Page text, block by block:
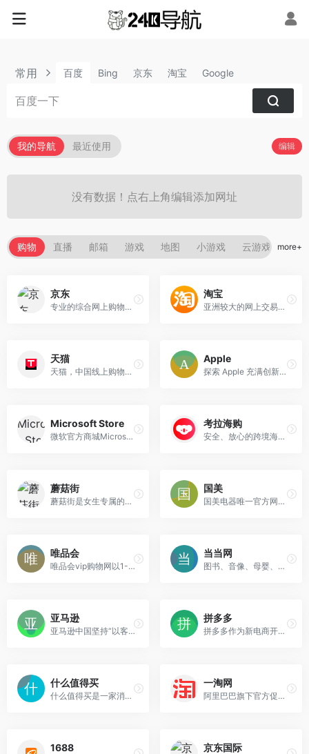
常用 百度 Bing 京东 淘宝 Google
我的导航 最近使用 编辑
没有数据！点右上角编辑添加网址
购物 直播 邮箱 游戏 地图 小游戏 云游戏 外卖
more+
京东
专业的综合网上购物商城,销售家电、数码通讯、电脑、家居百货、服装服饰、母婴、图书、食品等数万个品牌优质商品.便捷、诚信的服务，为您提供愉悦的网上购物体验!
淘宝
亚洲较大的网上交易平台，提供各类服饰、美容、家居、数码、话费/点卡充值… 数亿优质商品，同时提供担保交易(先收货后付款)等安全交易保障服务，并由商家提供退货承诺、破损补寄等消费者保障服务，让你安心享受网上购物乐趣！
天猫
天猫，中国线上购物的地标网站，亚洲超大的综合性购物平台，拥有10万多品牌商家。每日发布大量国内外商品！正品网购，上天猫！天猫千万大牌正品,品类全，一站购，支付安全，退换无忧！理想生活上天猫!
Apple
探索 Apple 充满创新的世界，选购各式 iPhone、iPad、Apple Watch 和 Mac，浏览各种配件、娱乐产品，并获得相关产品的专家支持服务。
Microsoft Store
微软官方商城Microsoft Store
考拉海购
安全、放心的跨境海淘网站，官方认证，正品保证。
蘑菇街
蘑菇街是女生专属的一站式消费平台。
国美
国美电器唯一官方网上商城。
唯品会
唯品会vip购物网以1-7折超低折扣对全球各大品牌进行限时特卖，商品囊括服装、化妆品、家居、奢侈品等上千品牌。
当当网
图书、音像、母婴、美妆、家居、数码3C、服装、鞋包等几十大类，正品行货，低至2折，700多城市货到付款。
亚马逊
亚马逊中国坚持“以客户为中心”的理念，秉承“天天低价，正品行货”信念，销售图书、电脑、数码家电、母婴百货、服饰箱包等上千万种产品。亚马逊中国提供专业服务：正品行货天天低价，机打发票全国联保。货到付款，30天内可退换货。亚马逊为中国消费者提供便利、快捷的网购体验。
拼多多
拼多多作为新电商开创者，致力于将娱乐社交的元素融入电商运营中，通过“社交+电商”的模式，让更多的用户带着乐趣分享实惠，享受全新的共享式购物体验。
什么值得买
什么值得买是一家消费门户网站，实时推送优质的网购优惠信息，真实的原创购物攻略。
一淘网
阿里巴巴旗下官方促销导购平台，通过超高返利、大额红包、超值优惠券等丰富的利益点，为用户提供高性价比的品牌好货，是必不可少的网购省钱利器。
1688 京东国际